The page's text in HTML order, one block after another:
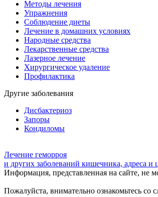
Методы лечения
Упражнения
Соблюдение диеты
Лечение в домашних условиях
Народные средства
Лекарственные средства
Лазерное лечение
Хирургическое удаление
Профилактика
Другие заболевания
Дисбактериоз
Запоры
Кондиломы
Лечение геморроя
и других заболеваний кишечника, адреса и
Информация, представленная на сайте, не
Пожалуйста, внимательно ознакомьтесь